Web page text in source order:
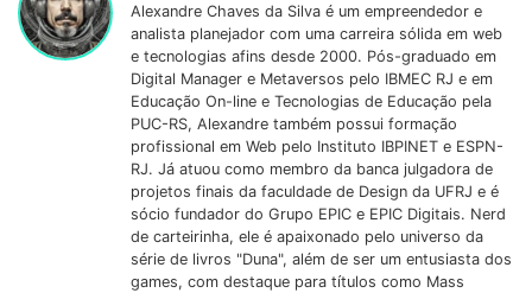
Alexandre Chaves da Silva é um empreendedor e
analista planejador com uma carreira sólida em web
e tecnologias afins desde 2000. Pós-graduado em
Digital Manager e Metaversos pelo IBMEC RJ e em
Educação On-line e Tecnologias de Educação pela
PUC-RS, Alexandre também possui formação
profissional em Web pelo Instituto IBPINET e ESPN-
RJ. Já atuou como membro da banca julgadora de
projetos finais da faculdade de Design da UFRJ e é
sócio fundador do Grupo EPIC e EPIC Digitais. Nerd
de carteirinha, ele é apaixonado pelo universo da
série de livros "Duna", além de ser um entusiasta dos
games, com destaque para títulos como Mass